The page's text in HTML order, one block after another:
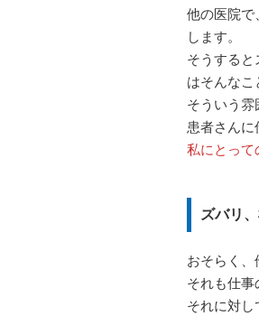
他の医院で
します。
そうすると
はそんなこ
そういう雰
患者さんに
私にとって
ズバリ
おそらく、
それも仕事
それに対し